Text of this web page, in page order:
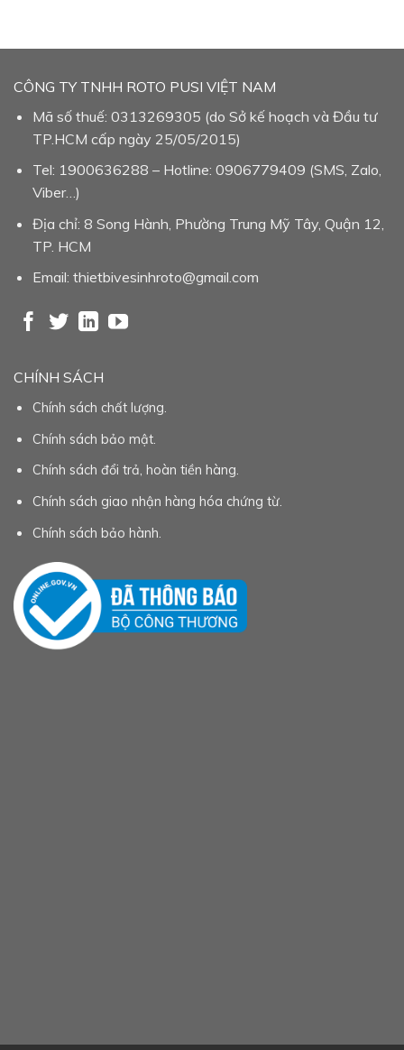
CÔNG TY TNHH ROTO PUSI VIỆT NAM
Mã số thuế: 0313269305 (do Sở kế hoạch và Đầu tư
TP.HCM cấp ngày 25/05/2015)
Tel: 1900636288 – Hotline: 0906779409 (SMS, Zalo,
Viber…)
Địa chỉ: 8 Song Hành, Phường Trung Mỹ Tây, Quận 12,
TP. HCM
Email: thietbivesinhroto@gmail.com
CHÍNH SÁCH
Chính sách chất lượng.
Chính sách bảo mật.
Chính sách đổi trả, hoàn tiền hàng.
Chính sách giao nhận hàng hóa chứng từ.
Chính sách bảo hành.